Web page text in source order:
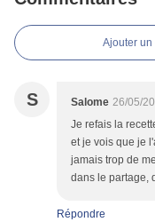
Ajouter un
S Salome 26/05/
Je refais la
et je vois que je
jamais trop de
dans le partage,
Répondre